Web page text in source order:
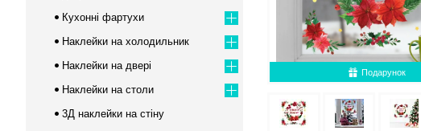
Подарунок
Кухонні фартухи
Наклейки на холодильник
Наклейки на двері
Наклейки на столи
3Д наклейки на стіну